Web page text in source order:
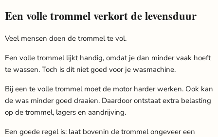
Een volle trommel verkort de levensduur
Veel mensen doen de trommel te vol.
Een volle trommel lijkt handig, omdat je dan minder vaak hoeft
te wassen. Toch is dit niet goed voor je wasmachine.
Bij een te volle trommel moet de motor harder werken. Ook kan
de was minder goed draaien. Daardoor ontstaat extra belasting
op de trommel, lagers en aandrijving.
Een goede regel is: laat bovenin de trommel ongeveer een